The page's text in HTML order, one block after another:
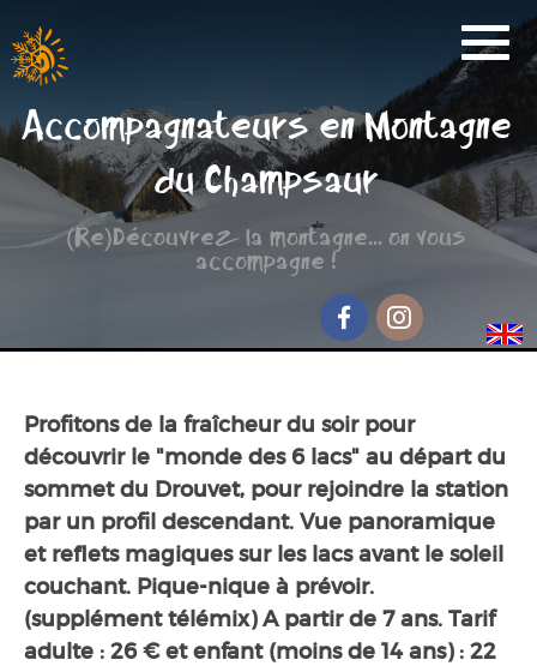
Accompagnateurs en Montagne
du Champsaur
(Re)Découvrez la montagne... on vous
accompagne !
FacebookInstagram
Activités
Réservation
Nos Partenaires
Scolaire
Groupe de randonnée
Séjour jeunesse
Contact et accès
Profitons de la fraîcheur du soir pour
découvrir le "monde des 6 lacs" au départ du
sommet du Drouvet, pour rejoindre la station
par un profil descendant. Vue panoramique
et reflets magiques sur les lacs avant le soleil
couchant. Pique-nique à prévoir.
(supplément télémix) A partir de 7 ans. Tarif
adulte : 26 € et enfant (moins de 14 ans) : 22